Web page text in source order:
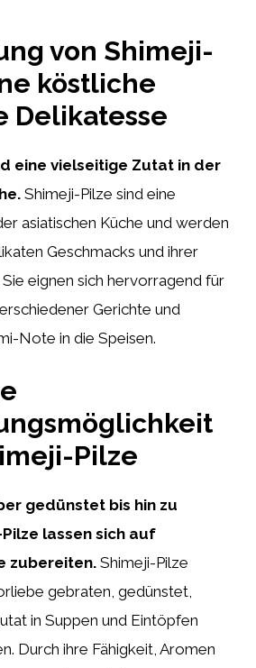
von Shimeji-
köstliche
Delikatesse
eine vielseitige Zutat in der
Shimeji-Pilze sind eine
asiatischen Küche und werden
Geschmacks und ihrer
eignen sich hervorragend für
Gerichte und
Note in die Speisen.
Pilze
gedünstet bis hin zu
lassen sich auf
zubereiten. Shimeji-Pilze
gebraten, gedünstet,
in Suppen und Eintöpfen
Durch ihre Fähigkeit, Aromen